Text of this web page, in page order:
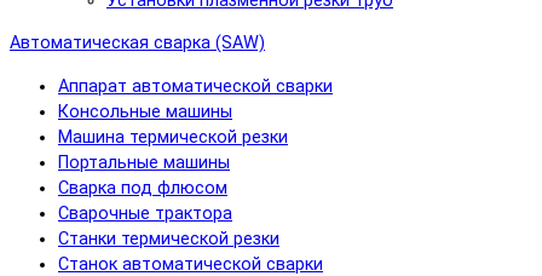
Автоматическая сварка (SAW)
Аппарат автоматической сварки
Консольные машины
Машина термической резки
Портальные машины
Сварка под флюсом
Сварочные трактора
Станки термической резки
Станок автоматической сварки